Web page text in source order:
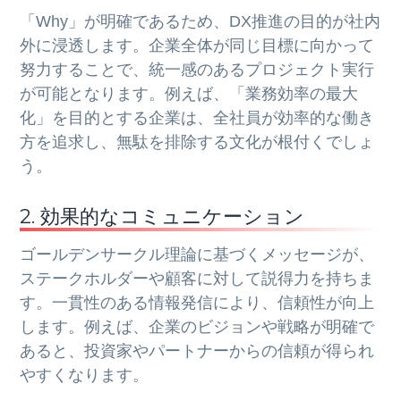
「Why」が明確であるため、DX推進の目的が社内
外に浸透します。企業全体が同じ目標に向かって
努力することで、統一感のあるプロジェクト実行
が可能となります。例えば、「業務効率の最大
化」を目的とする企業は、全社員が効率的な働き
方を追求し、無駄を排除する文化が根付くでしょ
う。
2. 効果的なコミュニケーション
ゴールデンサークル理論に基づくメッセージが、
ステークホルダーや顧客に対して説得力を持ちま
す。一貫性のある情報発信により、信頼性が向上
します。例えば、企業のビジョンや戦略が明確で
あると、投資家やパートナーからの信頼が得られ
やすくなります。